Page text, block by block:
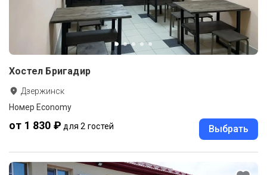
Хостел Бригадир
Дзержинск
Номер Economy
от 1 830 ₽ для 2 гостей Выбрать